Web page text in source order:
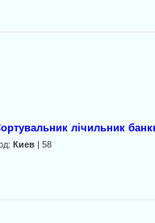
лічильник
Киев| 58